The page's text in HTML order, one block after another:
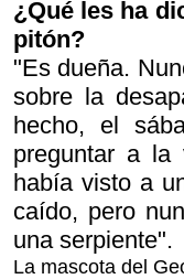
¿Qué les ha
pitón?
"Es dueña.
sobre la
hecho, el
preguntar a
había visto a
caído, pero
una serpiente".
La mascota del